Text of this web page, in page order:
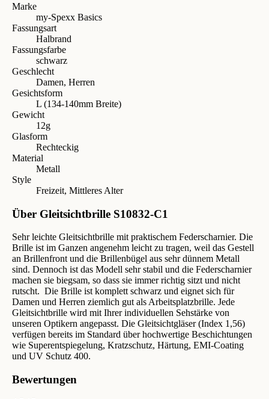
Marke
my-Spexx Basics
Fassungsart
Halbrand
Fassungsfarbe
schwarz
Geschlecht
Damen, Herren
Gesichtsform
L (134-140mm Breite)
Gewicht
12g
Glasform
Rechteckig
Material
Metall
Style
Freizeit, Mittleres Alter
Über Gleitsichtbrille S10832-C1
Sehr leichte Gleitsichtbrille mit praktischem Federscharnier. Die
Brille ist im Ganzen angenehm leicht zu tragen, weil das Gestell
an Brillenfront und die Brillenbügel aus sehr dünnem Metall
sind. Dennoch ist das Modell sehr stabil und die Federscharnier
machen sie biegsam, so dass sie immer richtig sitzt und nicht
rutscht. Die Brille ist komplett schwarz und eignet sich für
Damen und Herren ziemlich gut als Arbeitsplatzbrille. Jede
Gleitsichtbrille wird mit Ihrer individuellen Sehstärke von
unseren Optikern angepasst. Die Gleitsichtgläser (Index 1,56)
verfügen bereits im Standard über hochwertige Beschichtungen
wie Superentspiegelung, Kratzschutz, Härtung, EMI-Coating
und UV Schutz 400.
Bewertungen